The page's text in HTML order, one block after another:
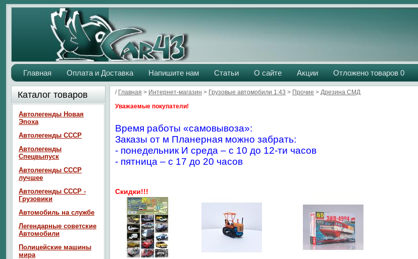
Главная Оплата и Доставка Напишите нам Статьи О сайте Акции Отложено товаров 0
/ Главная > Интернет-магазин > Грузовые автомобили 1:43 > Прочие > Дрезина СМД
Уважаемые покупатели!
Время работы «самовывоза»:
Заказы от м Планерная можно забрать:
- понедельник И среда – с 10 до 12-ти часов
- пятница – с 17 до 20 часов
Скидки!!!
Каталог товаров
Автолегенды Новая
Эпоха
Автолегенды СССР
Автолегенды
Спецвыпуск
Автолегенды СССР
лучшее
Автолегенды СССР -
Грузовики
Автомобиль на службе
Легендарные советские
Автомобили
Полицейские машины
мира